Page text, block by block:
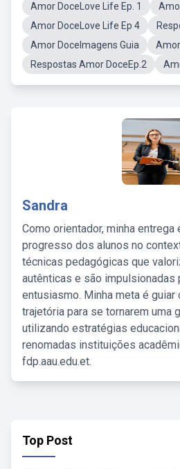
Amor DoceLove Life Ep. 1
Amor DoceLove Life Ep 4
Amor DoceImagens Guia
Respostas Amor DoceEp.2
Sandra
Como orientador, minha entrega
progresso dos alunos no
técnicas pedagógicas que
autênticas e são impulsionadas
entusiasmo. Minha meta é
trajetória para se tornarem uma
utilizando estratégias
renomadas instituições
fdp.aau.edu.et.
Top Post